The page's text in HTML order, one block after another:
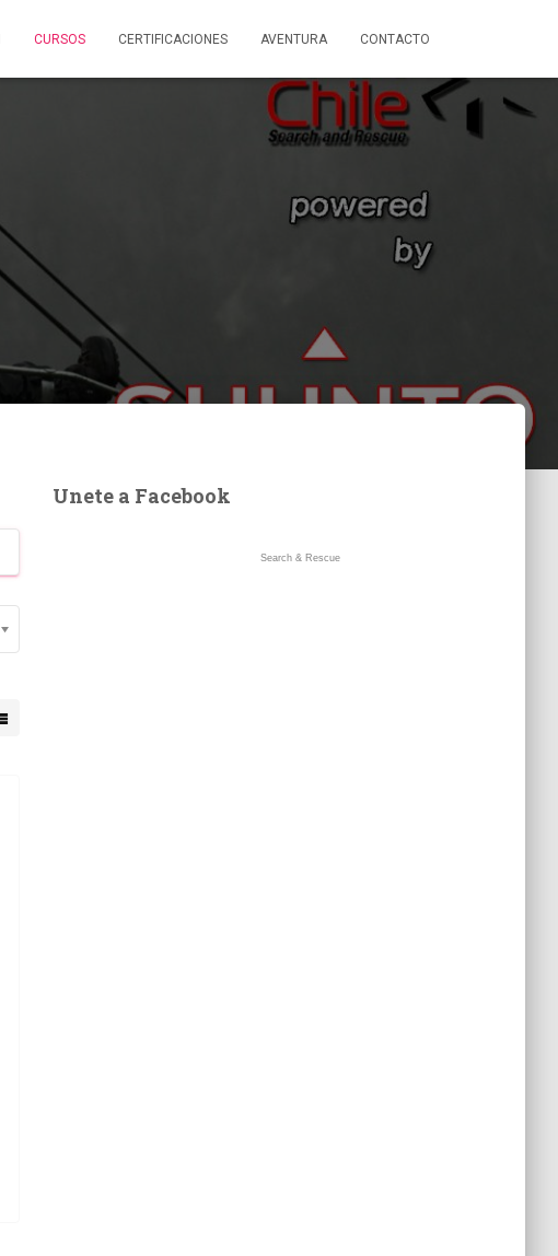
CURSOS CERTIFICACIONES AVENTURA CONTACTO
Unete a Facebook
Search & Rescue